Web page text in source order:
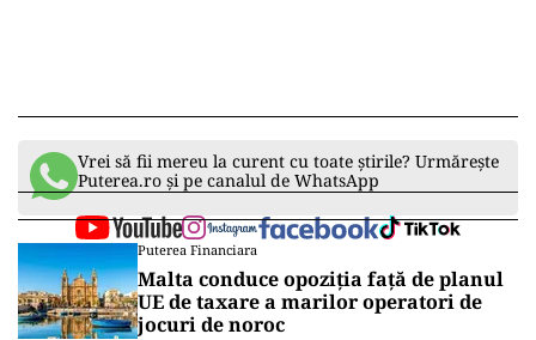
Vrei să fii mereu la curent cu toate știrile? Urmărește
Puterea.ro și pe canalul de WhatsApp
Puterea Financiara
Malta conduce opoziția față de planul
UE de taxare a marilor operatori de
jocuri de noroc